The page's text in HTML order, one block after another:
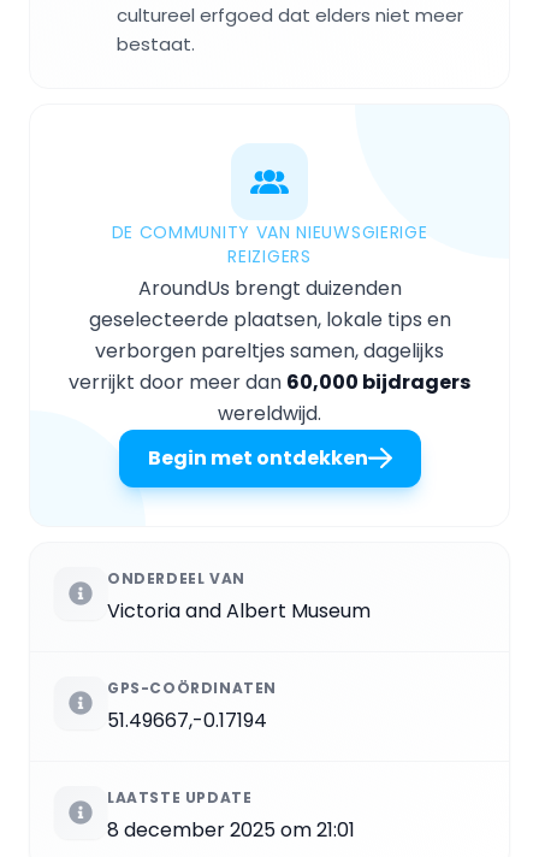
cultureel erfgoed dat elders niet meer
bestaat.
DE COMMUNITY VAN NIEUWSGIERIGE
REIZIGERS
AroundUs brengt duizenden
geselecteerde plaatsen, lokale tips en
verborgen pareltjes samen, dagelijks
verrijkt door meer dan 60,000 bijdragers
wereldwijd.
Begin met ontdekken
ONDERDEEL VAN
Victoria and Albert Museum
GPS-COÖRDINATEN
51.49667,-0.17194
LAATSTE UPDATE
8 december 2025 om 21:01